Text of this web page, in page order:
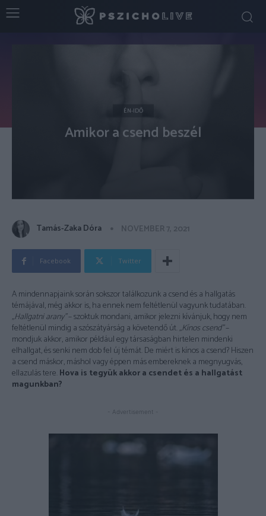
ÉN-IDŐ
Amikor a csend beszél
Tamás-Zaka Dóra NOVEMBER 7, 2021
Facebook Twitter
A mindennapjaink során sokszor találkozunk a csend és a hallgatás
témájával, még akkor is, ha ennek nem feltétlenül vagyunk tudatában.
„Hallgatni arany”– szoktuk mondani, amikor jelezni kívánjuk, hogy nem
feltétlenül mindig a szószátyárság a követendő út. „Kínos csend”–
mondjuk akkor, amikor például egy társaságban hirtelen mindenki
elhallgat, és senki nem dob fel új témát. De miért is kínos a csend? Hiszen
a csend máskor, máshol vagy éppen más embereknek a megnyugvás,
ellazulás tere. Hova is tegyük akkor a csendet és a hallgatást
magunkban?
- Advertisement -